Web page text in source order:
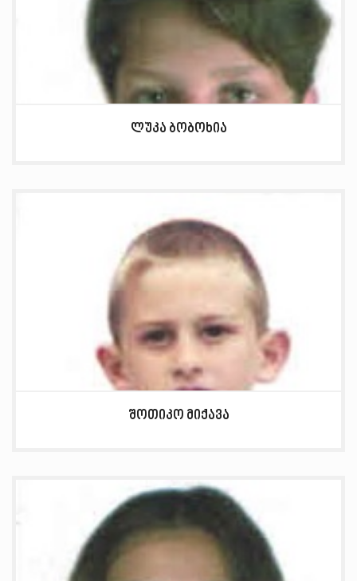
ლუკა ბობოხია
შოთიკო მიქავა